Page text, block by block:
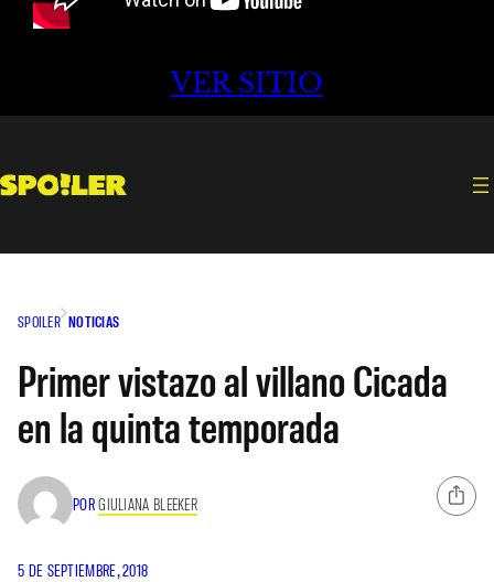
VER SITIO
SPOILER NOTICIAS
Primer vistazo al villano Cicada
en la quinta temporada
PORGIULIANA BLEEKER
5 DE SEPTIEMBRE, 2018